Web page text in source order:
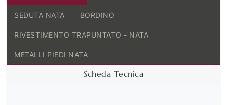
SEDUTA NATA BORDINO
RIVESTIMENTO TRAPUNTATO - NATA
METALLI PIEDI NATA
Scheda Tecnica